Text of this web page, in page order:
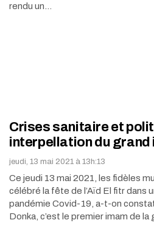
rendu un…
Crises sanitaire et
interpellation du grand
jeudi, 13 mai 2021 à 13h:13
Ce jeudi 13 mai 2021, les fidèles
célébré la fête de l’Aïd El fitr dans
pandémie Covid-19, a-t-on
Donka, c’est le premier imam de